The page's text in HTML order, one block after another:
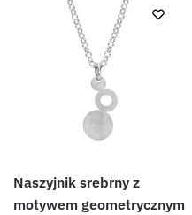
Naszyjnik srebrny z
motywem geometrycznym